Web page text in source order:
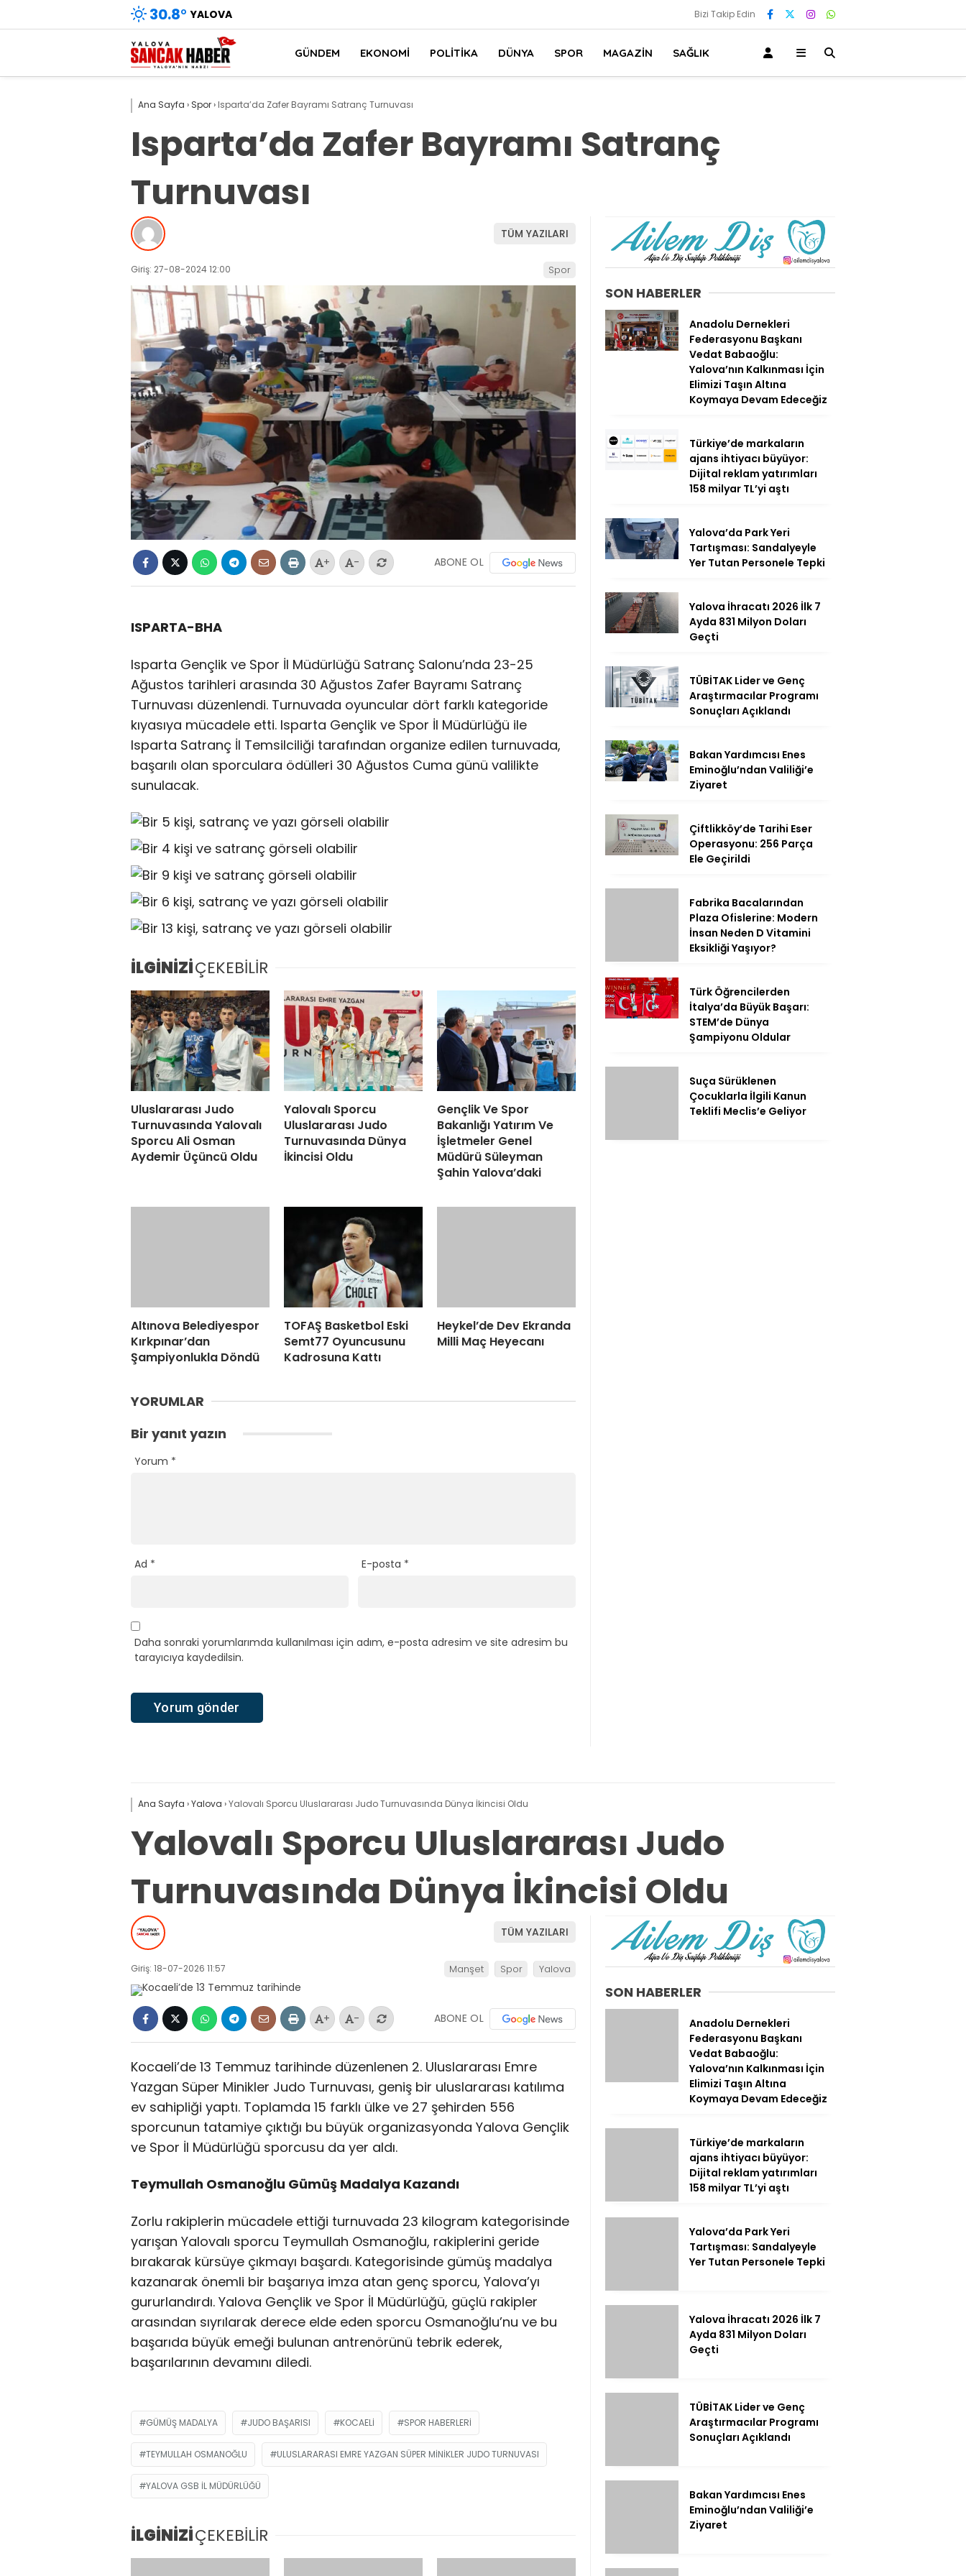
30.8° YALOVA Bizi Takip Edin
GÜNDEM EKONOMI POLITIKA DÜNYA SPOR MAGAZIN SAĞLIK
Ana Sayfa › Spor› Isparta’da Zafer Bayramı Satranç Turnuvası
Isparta’da Zafer Bayramı Satranç
Turnuvası
TÜM YAZILARI
Giriş: 27-08-2024 12:00 Spor
+ - ABONE OL
ISPARTA-BHA
Isparta Gençlik ve Spor İl Müdürlüğü Satranç Salonu’nda 23-25
Ağustos tarihleri arasında 30 Ağustos Zafer Bayramı Satranç
Turnuvası düzenlendi. Turnuvada oyuncular dört farklı kategoride
kıyasıya mücadele etti. Isparta Gençlik ve Spor İl Müdürlüğü ile
Isparta Satranç İl Temsilciliği tarafından organize edilen turnuvada,
başarılı olan sporculara ödülleri 30 Ağustos Cuma günü valilikte
sunulacak.
İLGİNİZİÇEKEBİLİR
Uluslararası Judo
Turnuvasında Yalovalı
Sporcu Ali Osman
Aydemir Üçüncü Oldu
Yalovalı Sporcu
Uluslararası Judo
Turnuvasında Dünya
İkincisi Oldu
Gençlik Ve Spor
Bakanlığı Yatırım Ve
İşletmeler Genel
Müdürü Süleyman
Şahin Yalova’daki
Altınova Belediyespor
Kırkpınar’dan
Şampiyonlukla Döndü
TOFAŞ Basketbol Eski
Semt77 Oyuncusunu
Kadrosuna Kattı
Heykel’de Dev Ekranda
Milli Maç Heyecanı
YORUMLAR
Bir yanıt yazın
Yorum *
Ad * E-posta *
Daha sonraki yorumlarımda kullanılması için adım, e-posta adresim ve site adresim bu
tarayıcıya kaydedilsin.
SON HABERLER
Anadolu Dernekleri
Federasyonu Başkanı
Vedat Babaoğlu:
Yalova’nın Kalkınması İçin
Elimizi Taşın Altına
Koymaya Devam Edeceğiz
Türkiye’de markaların
ajans ihtiyacı büyüyor:
Dijital reklam yatırımları
158 milyar TL’yi aştı
Yalova’da Park Yeri
Tartışması: Sandalyeyle
Yer Tutan Personele Tepki
Yalova İhracatı 2026 İlk 7
Ayda 831 Milyon Doları
Geçti
TÜBİTAK Lider ve Genç
Araştırmacılar Programı
Sonuçları Açıklandı
Bakan Yardımcısı Enes
Eminoğlu’ndan Valiliği’e
Ziyaret
Çiftlikköy’de Tarihi Eser
Operasyonu: 256 Parça
Ele Geçirildi
Fabrika Bacalarından
Plaza Ofislerine: Modern
İnsan Neden D Vitamini
Eksikliği Yaşıyor?
Türk Öğrencilerden
İtalya’da Büyük Başarı:
STEM’de Dünya
Şampiyonu Oldular
Suça Sürüklenen
Çocuklarla İlgili Kanun
Teklifi Meclis’e Geliyor
Ana Sayfa ›Yalova ›Yalovalı Sporcu Uluslararası Judo Turnuvasında Dünya İkincisi Oldu
Yalovalı Sporcu Uluslararası Judo
Turnuvasında Dünya İkincisi Oldu
TÜM YAZILARI
Giriş: 18-07-2026 11:57 Manşet Spor Yalova
+ - ABONE OL
Kocaeli’de 13 Temmuz tarihinde düzenlenen 2. Uluslararası Emre
Yazgan Süper Minikler Judo Turnuvası, geniş bir uluslararası katılıma
ev sahipliği yaptı. Toplamda 15 farklı ülke ve 27 şehirden 556
sporcunun tatamiye çıktığı bu büyük organizasyonda Yalova Gençlik
ve Spor İl Müdürlüğü sporcusu da yer aldı.
Teymullah Osmanoğlu Gümüş Madalya Kazandı
Zorlu rakiplerin mücadele ettiği turnuvada 23 kilogram kategorisinde
yarışan Yalovalı sporcu Teymullah Osmanoğlu, rakiplerini geride
bırakarak kürsüye çıkmayı başardı. Kategorisinde gümüş madalya
kazanarak önemli bir başarıya imza atan genç sporcu, Yalova’yı
gururlandırdı. Yalova Gençlik ve Spor İl Müdürlüğü, güçlü rakipler
arasından sıyrılarak derece elde eden sporcu Osmanoğlu’nu ve bu
başarıda büyük emeği bulunan antrenörünü tebrik ederek,
başarılarının devamını diledi.
GÜMÜŞ MADALYA JUDO BAŞARISI KOCAELI SPOR HABERLERI
TEYMULLAH OSMANOĞLU ULUSLARARASI EMRE YAZGAN SÜPER MINIKLER JUDO TURNUVASI
YALOVA GSB IL MÜDÜRLÜĞÜ
İLGİNİZİÇEKEBİLİR
SON HABERLER
Anadolu Dernekleri
Federasyonu Başkanı
Vedat Babaoğlu:
Yalova’nın Kalkınması İçin
Elimizi Taşın Altına
Koymaya Devam Edeceğiz
Türkiye’de markaların
ajans ihtiyacı büyüyor:
Dijital reklam yatırımları
158 milyar TL’yi aştı
Yalova’da Park Yeri
Tartışması: Sandalyeyle
Yer Tutan Personele Tepki
Ayda 831 Milyon Doları
Geçti
Araştırmacılar Programı
Sonuçları Açıklandı
Eminoğlu’ndan Valiliği’e
Ziyaret